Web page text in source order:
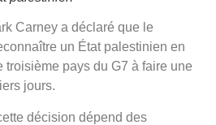
Carney a déclaré que le
un État palestinien en
troisième pays du G7 à faire une
jours.
décision dépend des